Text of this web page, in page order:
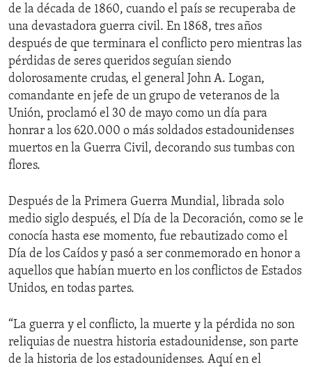
de la década de 1860, cuando el país se recuperaba de
una devastadora guerra civil. En 1868, tres años
después de que terminara el conflicto pero mientras las
pérdidas de seres queridos seguían siendo
dolorosamente crudas, el general John A. Logan,
comandante en jefe de un grupo de veteranos de la
Unión, proclamó el 30 de mayo como un día para
honrar a los 620.000 o más soldados estadounidenses
muertos en la Guerra Civil, decorando sus tumbas con
flores.
Después de la Primera Guerra Mundial, librada solo
medio siglo después, el Día de la Decoración, como se le
conocía hasta ese momento, fue rebautizado como el
Día de los Caídos y pasó a ser conmemorado en honor a
aquellos que habían muerto en los conflictos de Estados
Unidos, en todas partes.
“La guerra y el conflicto, la muerte y la pérdida no son
reliquias de nuestra historia estadounidense, son parte
de la historia de los estadounidenses. Aquí en el